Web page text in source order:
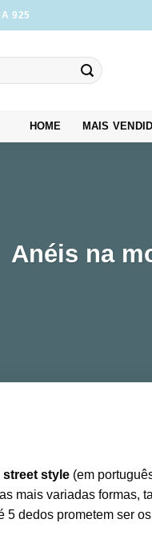
925
HOME MAIS
Anéis na
street style (em
mais variadas formas,
5 dedos prometem ser